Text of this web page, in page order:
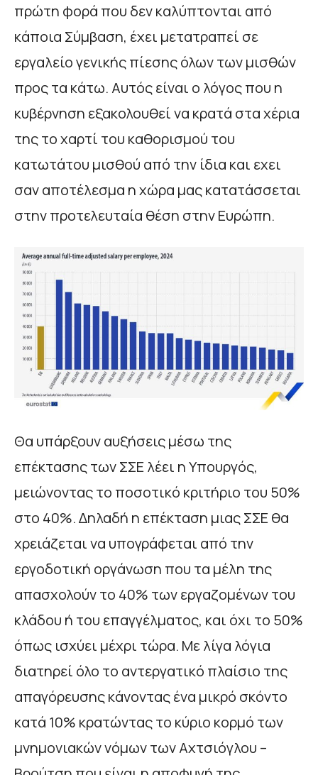
πρώτη φορά που δεν καλύπτονται από
κάποια Σύμβαση, έχει μετατραπεί σε
εργαλείο γενικής πίεσης όλων των μισθών
προς τα κάτω. Αυτός είναι ο λόγος που η
κυβέρνηση εξακολουθεί να κρατά στα χέρια
της το χαρτί του καθορισμού του
κατωτάτου μισθού από την ίδια και εχει
σαν αποτέλεσμα η χώρα μας κατατάσσεται
στην προτελευταία θέση στην Ευρώπη.
Θα υπάρξουν αυξήσεις μέσω της
επέκτασης των ΣΣΕ λέει η Υπουργός,
μειώνοντας το ποσοτικό κριτήριο του 50%
στο 40%. Δηλαδή η επέκταση μιας ΣΣΕ θα
χρειάζεται να υπογράφεται από την
εργοδοτική οργάνωση που τα μέλη της
απασχολούν το 40% των εργαζομένων του
κλάδου ή του επαγγέλματος, και όχι το 50%
όπως ισχύει μέχρι τώρα. Με λίγα λόγια
διατηρεί όλο το αντεργατικό πλαίσιο της
απαγόρευσης κάνοντας ένα μικρό σκόντο
κατά 10% κρατώντας το κύριο κορμό των
μνημονιακών νόμων των Αχτσιόγλου –